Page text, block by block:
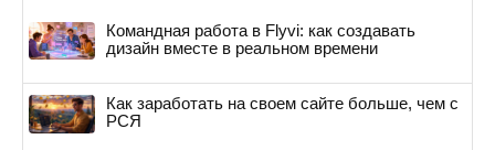
Командная работа в Flyvi: как создавать
дизайн вместе в реальном времени
Как заработать на своем сайте больше, чем с
РСЯ